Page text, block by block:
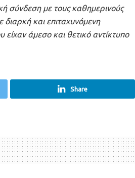
σύνδεση με τους καθημερινούς
και επιταχυνόμενη
άμεσο και θετικό αντίκτυπο
Share